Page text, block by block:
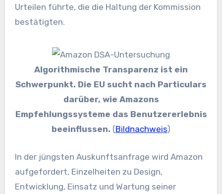
Urteilen führte, die die Haltung der Kommission
bestätigten.
Algorithmische Transparenz ist ein
Schwerpunkt. Die EU sucht nach Particulars
darüber, wie Amazons
Empfehlungssysteme das Benutzererlebnis
beeinflussen. (Bildnachweis)
In der jüngsten Auskunftsanfrage wird Amazon
aufgefordert, Einzelheiten zu Design,
Entwicklung, Einsatz und Wartung seiner